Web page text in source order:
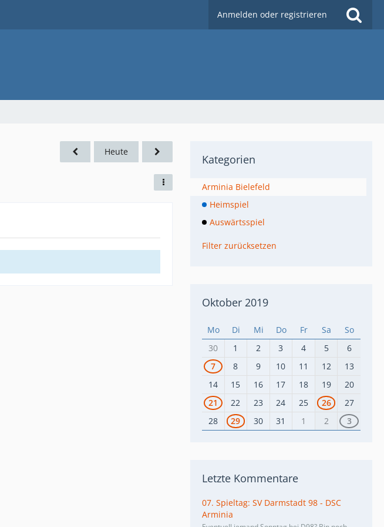
Anmelden oder registrieren
Heute
Kategorien
Arminia Bielefeld
Heimspiel
Auswärtsspiel
Filter zurücksetzen
Oktober 2019
Mo Di Mi Do Fr Sa
So
30
1 2 3 4 5
6
7
8 9 10 11 12
13
14
15 16 17 18 19
20
21
22 23 24 25 26
27
28
29 30 31 1 2 3
Letzte Kommentare
07. Spieltag: SV Darmstadt 98 - DSC
Arminia